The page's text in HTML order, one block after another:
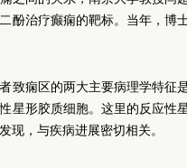
酚治疗癫痫的靶标。当年，博
致痫区的两大主要病理学特征
星形胶质细胞。这里的反应性
现，与疾病进展密切相关。